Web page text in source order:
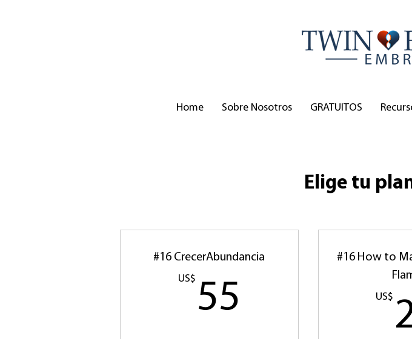
Home Sobre Nosotros GRATUITOS
Elige tu
#16 CrecerAbundancia
US$ 55
#16 How to
US$